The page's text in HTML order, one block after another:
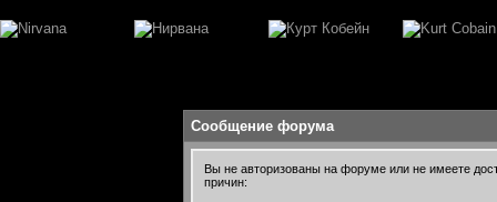
Сообщение форума
Вы не авторизованы на форуме или не имеете
причин: